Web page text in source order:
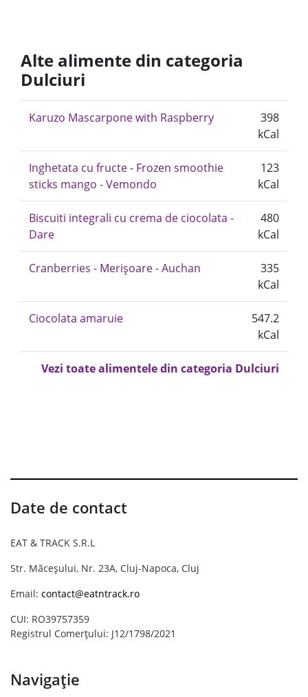
Alte alimente din categoria
Dulciuri
Karuzo Mascarpone with Raspberry
398
kCal
Inghetata cu fructe - Frozen smoothie
sticks mango - Vemondo
123
kCal
Biscuiti integrali cu crema de ciocolata -
Dare
480
kCal
Cranberries - Merișoare - Auchan
335
kCal
Ciocolata amaruie
547.2
kCal
Vezi toate alimentele din categoria Dulciuri
Date de contact
EAT & TRACK S.R.L
Str. Măceșului, Nr. 23A, Cluj-Napoca, Cluj
Email: contact@eatntrack.ro
CUI: RO39757359
Registrul Comerțului: J12/1798/2021
Navigație